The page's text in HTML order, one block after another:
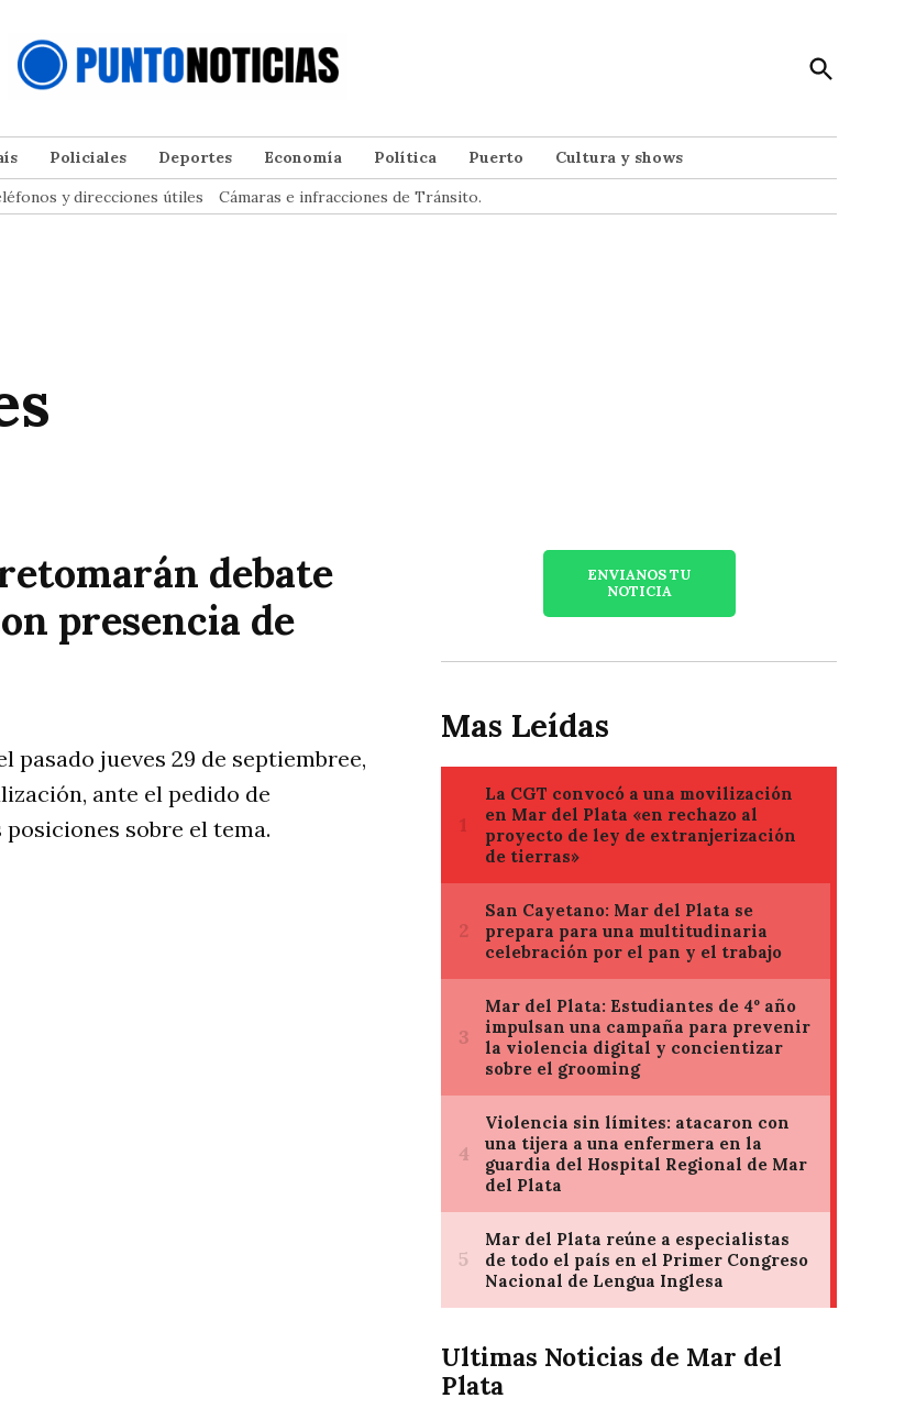
Open
Search
Policiales Deportes Economía Política Puerto
Cultura y shows
y direcciones útiles Cámaras e infracciones de Tránsito.
debate
presencia de
jueves 29 de septiembree,
ante el pedido de
sobre el tema.
ENVIANOS TU
NOTICIA
Mas Leídas
Ultimas Noticias de Mar del
Plata